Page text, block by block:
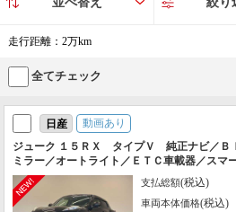
走行距離：2万km
全てチェック
日産
動画あり
ジューク １５ＲＸ タイプＶ 純正ナビ／Ｂ
ミラー／オートライト／ＥＴＣ車載器／スマ
キーレス／純正アルミホイール／バックカメ
エアコン／ＣＤ／ＤＶＤ／
支払総額(税込)
車両本体価格(税込)